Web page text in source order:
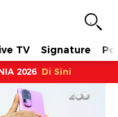
TV Signature
2026 Di Sini